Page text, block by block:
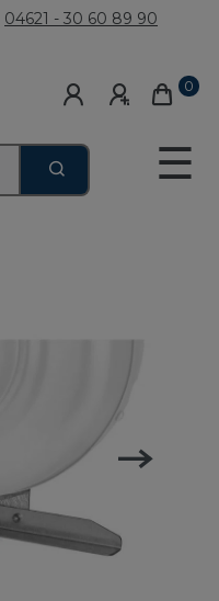
04621 - 30 60 89 90
0
☰